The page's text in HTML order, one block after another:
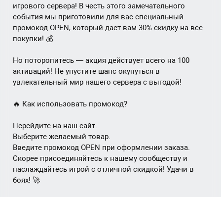
игрового сервера! В честь этого замечательного
события мы приготовили для вас специальный
промокод OPEN, который дает вам 30% скидку на все
покупки! 💰
Но поторопитесь — акция действует всего на 100
активаций! Не упустите шанс окунуться в
увлекательный мир нашего сервера с выгодой!
🔥 Как использовать промокод?
Перейдите на наш сайт.
Выберите желаемый товар.
Введите промокод OPEN при оформлении заказа.
Скорее присоединяйтесь к нашему сообществу и
наслаждайтесь игрой с отличной скидкой! Удачи в
боях! 🚀